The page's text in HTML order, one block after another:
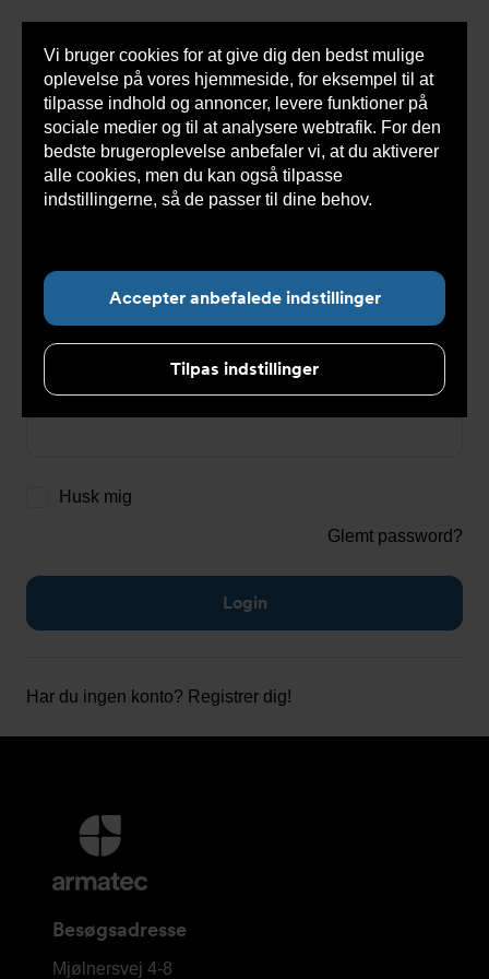
Vi bruger cookies for at give dig den bedst mulige
oplevelse på vores hjemmeside, for eksempel til at
tilpasse indhold og annoncer, levere funktioner på
sociale medier og til at analysere webtrafik. For den
bedste brugeroplevelse anbefaler vi, at du aktiverer
alle cookies, men du kan også tilpasse
indstillingerne, så de passer til dine behov.
Accepter anbefalede indstillinger
Tilpas indstillinger
Du
her:
Armatec > Log ind
E-mailadresse
Password
Husk mig
Glemt password?
Har du ingen konto? Registrer dig!
Yderligere
information
og
Besøgsadresse
Armatec
Mjølnersvej 4-8